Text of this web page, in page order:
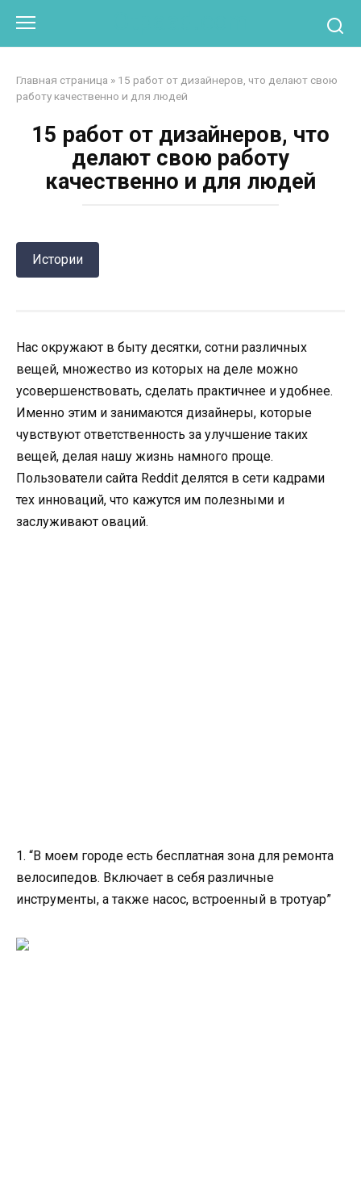
контенту
Главная страница » 15 работ от дизайнеров, что делают свою
работу качественно и для людей
15 работ от дизайнеров, что
делают свою работу
качественно и для людей
Истории
Нас окружают в быту десятки, сотни различных
вещей, множество из которых на деле можно
усовершенствовать, сделать практичнее и удобнее.
Именно этим и занимаются дизайнеры, которые
чувствуют ответственность за улучшение таких
вещей, делая нашу жизнь намного проще.
Пользователи сайта Reddit делятся в сети кадрами
тех инноваций, что кажутся им полезными и
заслуживают оваций.
1. “В моем городе есть бесплатная зона для ремонта
велосипедов. Включает в себя различные
инструменты, а также насос, встроенный в тротуар”